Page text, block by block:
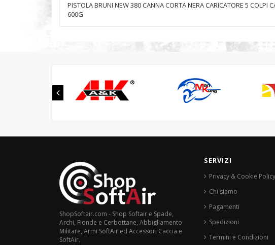
PISTOLA BRUNI NEW 380 CANNA CORTA NERA CARICATORE 5
600G
ShopSoftair.com - Shop Softair e Spade,
Archi, Fionde e Cerbottane, Abbigliamento
Militare, Armi SoftAir ed Accessori Caccia e
SoftAir.
SERVIZI
Privacy & Cookie Policy
Chi siamo
Pagamenti
Spedizioni
Termini e Condizioni